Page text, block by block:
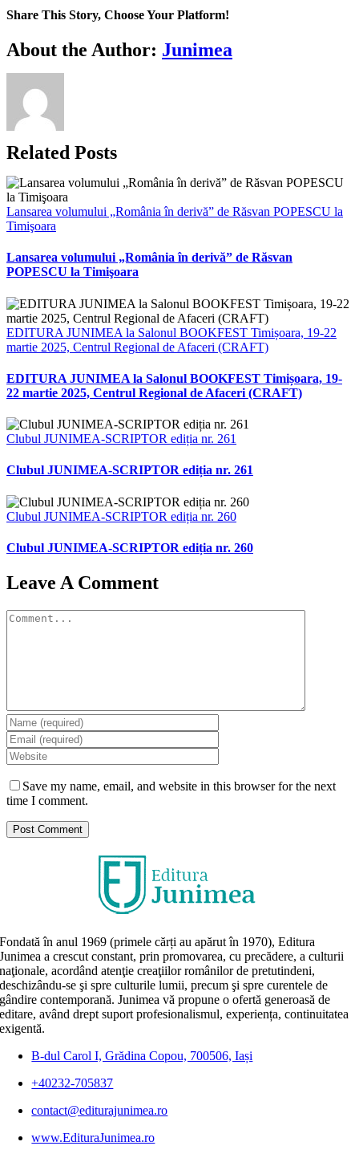
Share This Story, Choose Your Platform!
Facebook
X
Bluesky
Reddit
LinkedIn
WhatsApp
Telegram
Tumblr
Xing
Email
Copy
Link
About the Author: Junimea
Related Posts
Lansarea volumului „România în derivă” de Răsvan POPESCU la
Timişoara
Lansarea volumului „România în derivă” de Răsvan
POPESCU la Timişoara
EDITURA JUNIMEA la Salonul BOOKFEST Timișoara, 19-22
martie 2025, Centrul Regional de Afaceri (CRAFT)
EDITURA JUNIMEA la Salonul BOOKFEST Timișoara, 19-
22 martie 2025, Centrul Regional de Afaceri (CRAFT)
Clubul JUNIMEA-SCRIPTOR ediția nr. 261
Clubul JUNIMEA-SCRIPTOR ediția nr. 261
Clubul JUNIMEA-SCRIPTOR ediția nr. 260
Clubul JUNIMEA-SCRIPTOR ediția nr. 260
Leave A Comment
Comment
Save my name, email, and website in this browser for the next
time I comment.
Fondată în anul 1969 (primele cărți au apărut în 1970), Editura
Junimea a crescut constant, prin promovarea, cu precădere, a culturii
naţionale, acordând atenţie creaţiilor românilor de pretutindeni,
deschizându-se şi spre culturile lumii, precum şi spre curentele de
gândire contemporană. Junimea vă propune o ofertă generoasă de
editare, având drept suport profesionalismul, experiența, continuitatea
exigentă.
B-dul Carol I, Grădina Copou, 700506, Iași
+40232-705837
contact@editurajunimea.ro
www.EdituraJunimea.ro